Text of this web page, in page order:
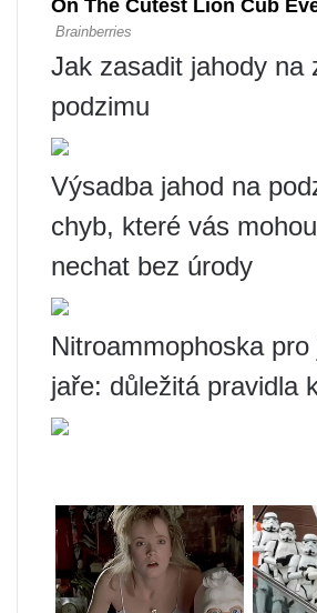
Jak zasadit jahody na
podzimu
Výsadba jahod na
chyb, které vás
nechat bez úrody
Nitroammophoska
jaře: důležitá pravidla